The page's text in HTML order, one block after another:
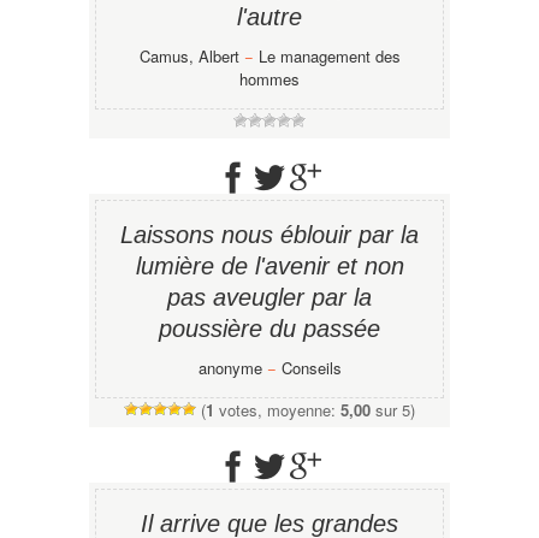
l'autre
Camus, Albert− Le management des
hommes
Laissons nous éblouir par la
lumière de l'avenir et non
pas aveugler par la
poussière du passée
anonyme− Conseils
(1 votes, moyenne: 5,00 sur 5)
Il arrive que les grandes